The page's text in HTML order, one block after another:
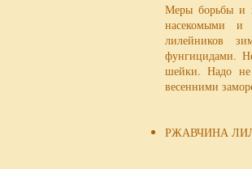
Меры борьбы и
насекомыми и
лилейников
фунгицидами.
шейки. Надо не
весенними
РЖАВЧИНА